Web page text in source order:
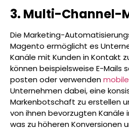
3. Multi-Channel-
Die Marketing-
Magento ermöglicht es
Kanäle mit Kunden in Kontakt
können beispielsweise E-Mails
posten oder verwenden
Unternehmen dabei, eine
Markenbotschaft zu erstellen
von ihnen bevorzugten Kanäle
was zu höheren Konversionen